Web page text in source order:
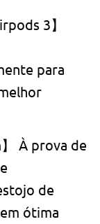
3】
para
À prova de
de
ótima